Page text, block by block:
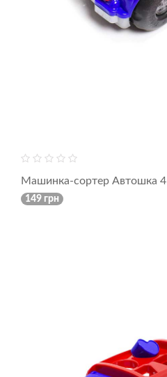
Машинка-сортер Автошка 4
149 грн